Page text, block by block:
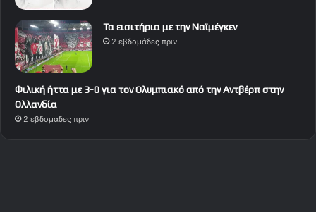
Τα εισιτήρια με την Ναϊμέγκεν
2 εβδομάδες πριν
Φιλική ήττα με 3-0 για τον Ολυμπιακό από την Αντβέρπ στην
Ολλανδία
2 εβδομάδες πριν